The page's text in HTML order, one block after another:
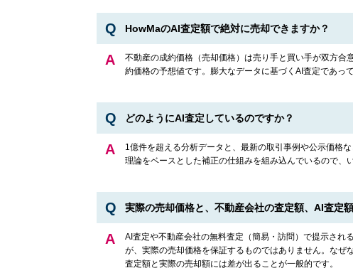
HowMaのAI査定額で絶対に売却できますか？
不動産の成約価格（売却価格）は売り手と買い手が双方
約価格の予想値です。膨大なデータに基づくAI査定であっ
どのようにAI査定しているのですか？
1億件を超える分析データと、最新の取引事例や公示価格
理論をベースとした補正の仕組みを組み込んでいるので、
実際の売却価格と、不動産会社の査定額、AI査定
AI査定や不動産会社の無料査定（簡易・訪問）で提示され
が、実際の売却価格を保証するものではありません。なぜ
査定額と実際の売却額には差が出ることが一般的です。